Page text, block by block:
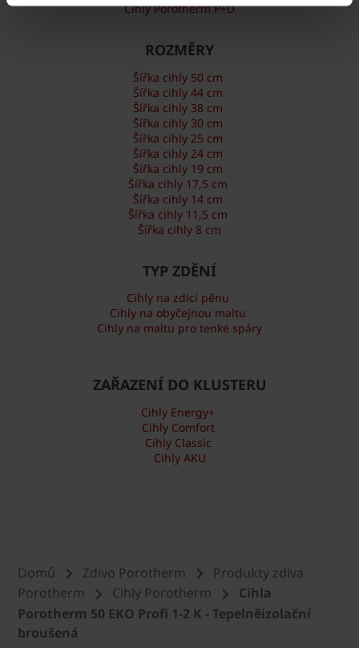
Cihly Porotherm P+D
ROZMĚRY
Šířka cihly 50 cm
Šířka cihly 44 cm
Šířka cihly 38 cm
Šířka cihly 30 cm
Šířka cihly 25 cm
Šířka cihly 24 cm
Šířka cihly 19 cm
Šířka cihly 17,5 cm
Šířka cihly 14 cm
Šířka cihly 11,5 cm
Šířka cihly 8 cm
TYP ZDĚNÍ
Cihly na zdicí pěnu
Cihly na obyčejnou maltu
Cihly na maltu pro tenké spáry
ZAŘAZENÍ DO KLUSTERU
Cihly Energy+
Cihly Comfort
Cihly Classic
Cihly AKU
Domů Zdivo Porotherm
Produkty zdiva
Porotherm
Cihly Porotherm
Cihla
Porotherm 50 EKO Profi 1-2 K - Tepelněizolační
broušená